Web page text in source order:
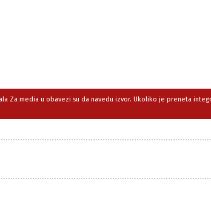
Za media u obavezi su da navedu izvor. Ukoliko je preneta